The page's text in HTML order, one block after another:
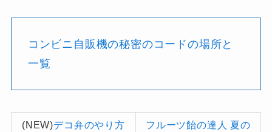
コンビニ自販機の秘密のコードの場所と
一覧
(NEW)デコ弁のやり方
フルーツ飴の達人 夏の